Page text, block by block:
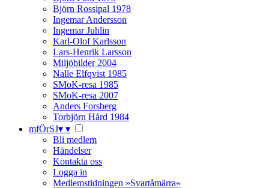
Björn Rossipal 1978
Ingemar Andersson
Ingemar Juhlin
Karl-Olof Karlsson
Lars-Henrik Larsson
Miljöbilder 2004
Nalle Elfqvist 1985
SMoK-resa 1985
SMoK-resa 2007
Anders Forsberg
Torbjörn Hård 1984
mfÖrSJ▾ ▾
Bli medlem
Händelser
Kontakta oss
Logga in
Medlemstidningen »Svartåmärra«